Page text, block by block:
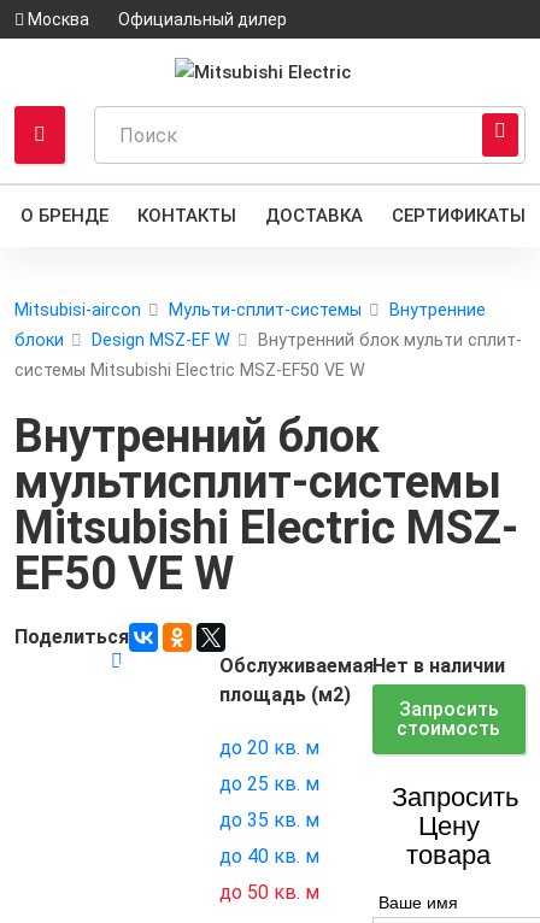
Москва Официальный дилер
О БРЕНДЕ КОНТАКТЫ ДОСТАВКА СЕРТИФИКАТЫ
Mitsubisi-aircon Мульти-сплит-системы
Внутренние
блоки
Design MSZ-EF W
Внутренний блок мульти сплит-
системы Mitsubishi Electric MSZ-EF50 VE W
Внутренний блок
мультисплит-системы
Mitsubishi Electric MSZ-
EF50 VE W
Поделиться
Код товара:
Нет в наличии
Запросить
стоимость
Запросить
Цену
товара
Ваше имя
Обслуживаемая
площадь (м2)
до 20 кв. м
до 25 кв. м
до 35 кв. м
до 40 кв. м
до 50 кв. м